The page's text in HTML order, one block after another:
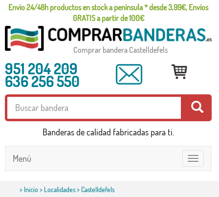
Envío 24/48h productos en stock a península * desde 3,99€, Envíos
GRATIS a partir de 100€
Comprar bandera Castelldefels
951 204 209
636 256 550
Banderas de calidad fabricadas para ti.
Toggle
navigation
Menú
> Inicio> Localidades> Castelldefels